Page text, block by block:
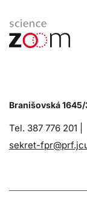
Branišovská
Tel. 387 776 201 |
sekret-